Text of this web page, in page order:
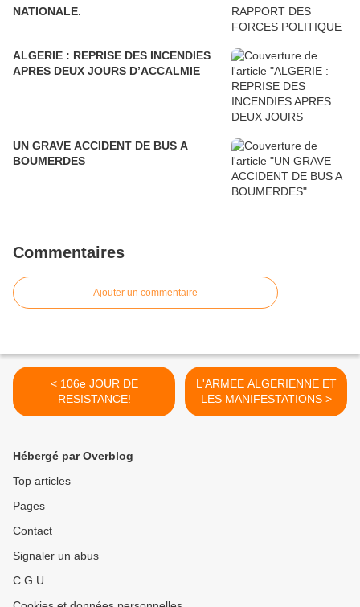
NATIONALE.
ALGERIE : REPRISE DES INCENDIES
APRES DEUX JOURS D’ACCALMIE
UN GRAVE ACCIDENT DE BUS A
BOUMERDES
Commentaires
Ajouter un commentaire
< 106e JOUR DE
RESISTANCE!
L'ARMEE ALGERIENNE ET
LES MANIFESTATIONS >
Hébergé par Overblog
Top articles
Pages
Contact
Signaler un abus
C.G.U.